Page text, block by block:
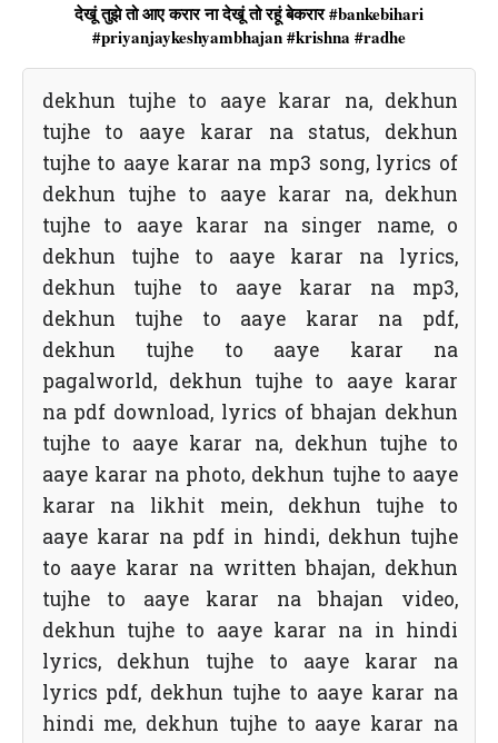
देखूं तुझे तो आए करार ना देखूं तो रहूं बेकरार #bankebihari
#priyanjaykeshyambhajan #krishna #radhe
dekhun tujhe to aaye karar na, dekhun
tujhe to aaye karar na status, dekhun
tujhe to aaye karar na mp3 song, lyrics of
dekhun tujhe to aaye karar na, dekhun
tujhe to aaye karar na singer name, o
dekhun tujhe to aaye karar na lyrics,
dekhun tujhe to aaye karar na mp3,
dekhun tujhe to aaye karar na pdf,
dekhun tujhe to aaye karar na
pagalworld, dekhun tujhe to aaye karar
na pdf download, lyrics of bhajan dekhun
tujhe to aaye karar na, dekhun tujhe to
aaye karar na photo, dekhun tujhe to aaye
karar na likhit mein, dekhun tujhe to
aaye karar na pdf in hindi, dekhun tujhe
to aaye karar na written bhajan, dekhun
tujhe to aaye karar na bhajan video,
dekhun tujhe to aaye karar na in hindi
lyrics, dekhun tujhe to aaye karar na
lyrics pdf, dekhun tujhe to aaye karar na
hindi me, dekhun tujhe to aaye karar na